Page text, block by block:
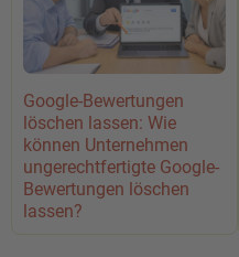
Google-Bewertungen
löschen lassen: Wie
können Unternehmen
ungerechtfertigte Google-
Bewertungen löschen
lassen?